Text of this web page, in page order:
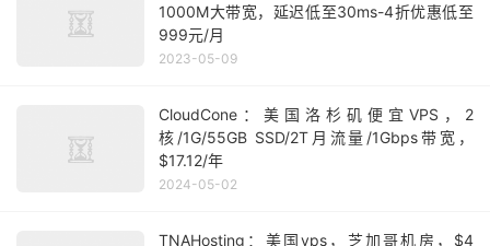
1000M大带宽，延迟低至30ms-4折优惠低至
999元/月
2023-05-09
CloudCone：美国洛杉矶便宜VPS，2
核/1G/55GB SSD/2T月流量/1Gbps带宽，
$17.12/年
2024-05-02
TNAHosting：美国vps，芝加哥机房，$4